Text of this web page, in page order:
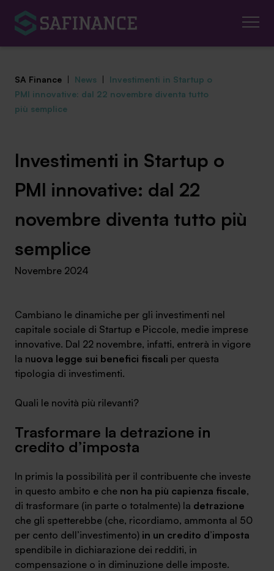
Finanza Agevolata
Centro studi
News ed eventi
Chi siamo
Contatti
Lavora con noi
+030.3540104
info@safinance.it
SA Finance | News | Investimenti in Startup o
PMI innovative: dal 22 novembre diventa tutto
più semplice
Investimenti in Startup o
PMI innovative: dal 22
novembre diventa tutto più
semplice
Novembre 2024
Cambiano le dinamiche per gli investimenti nel
capitale sociale di Startup e Piccole, medie imprese
innovative. Dal 22 novembre, infatti, entrerà in vigore
la nuova legge sui benefici fiscali per questa
tipologia di investimenti.
Quali le novità più rilevanti?
Trasformare la detrazione in
credito d’imposta
In primis la possibilità per il contribuente che investe
in questo ambito e che non ha più capienza fiscale,
di trasformare (in parte o totalmente) la detrazione
che gli spetterebbe (che, ricordiamo, ammonta al 50
per cento dell’investimento) in un credito d’imposta
spendibile in dichiarazione dei redditi, in
compensazione o in diminuzione delle imposte.